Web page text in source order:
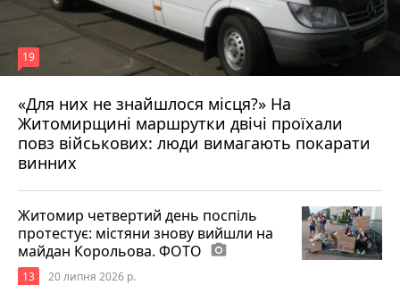
спальний корпус -замінено металеві ліжка
на дерев яні, закуплено згідно нормам
постільна білизна. На місці магазину була
відкрита кімната реабілітації для підопічних.
Для медицини закуплено два холодильники,
більше десяти кушеток. Те ,що ви пан Лагута
пишите в яких гарних умовах знаходяться
підопічні , то це не заслуга Охотенко С.В., а
всього трудового колективу, якого я
старалася зберегти і тільки просила щоб
змінили своє жорстоке відношення до
підопічних. І мені це вдалося,підопічні це
замітили і говорять у відеофільмі =Ми проти
порнення кошар=
«Для них не знайшлося місця?» На
Житомирщині маршрутки двічі проїхали
повз військових: люди вимагають покарати
винних
19
17 липня 2026 р.
Житомир четвертий день поспіль
протестує: містяни знову вийшли на
майдан Корольова. ФОТО photo_camera
13 20 липня 2026 р.